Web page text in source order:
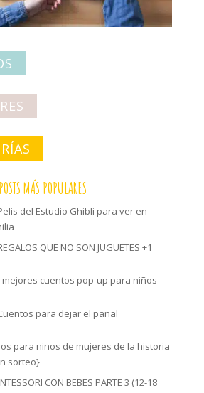
MÁS POPULARES
del Estudio Ghibli para ver en
QUE NO SON JUGUETES +1
mejores cuentos pop-up para niños
para dejar el pañal
para ninos de mujeres de la historia
sorteo}
CON BEBES PARTE 3 (12-18